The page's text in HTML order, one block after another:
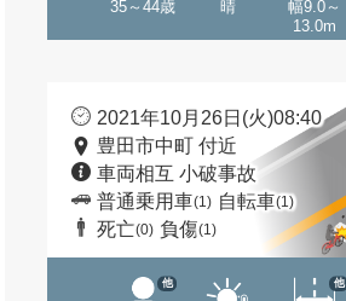
35～44歳 晴
幅9.0～
13.0m
2021年10月26日(火)08:40
豊田市中町 付近
車両相互 小破事故
普通乗用車(1) 自転車(1)
死亡(0) 負傷(1)
他 他